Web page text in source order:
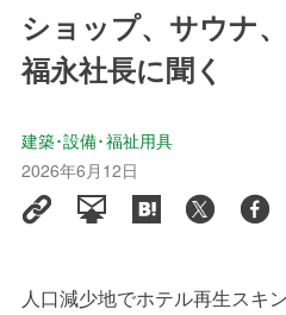
ショップ、サウナ
福永社長に聞く
建築･設備･福祉用具
2026年6月12日
人口減少地でホテル再生スキ